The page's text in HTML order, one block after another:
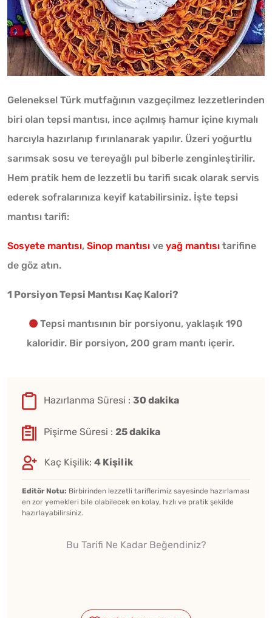
Geleneksel Türk mutfağının vazgeçilmez lezzetlerinden
biri olan tepsi mantısı, ince açılmış hamur içine kıymalı
harcıyla hazırlanıp fırınlanarak yapılır. Üzeri yoğurtlu
sarımsak sosu ve tereyağlı pul biberle zenginleştirilir.
Hem pratik hem de lezzetli bu tarifi sıcak olarak servis
ederek sofralarınıza keyif katabilirsiniz. İşte tepsi
mantısı tarifi:
Sosyete mantısı, Sinop mantısı ve yağ mantısı tarifine
de göz atın.
1 Porsiyon Tepsi Mantısı Kaç Kalori?
Tepsi mantısının bir porsiyonu, yaklaşık 190
kaloridir. Bir porsiyon, 200 gram mantı içerir.
Hazırlanma Süresi : 30 dakika
Pişirme Süresi : 25 dakika
Kaç Kişilik: 4 Kişilik
Editör Notu: Birbirinden lezzetli tariflerimiz sayesinde hazırlaması
en zor yemekleri bile olabilecek en kolay, hızlı ve pratik şekilde
hazırlayabilirsiniz.
Bu Tarifi Ne Kadar Beğendiniz?